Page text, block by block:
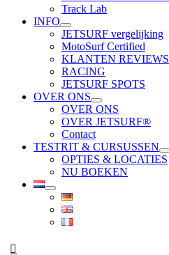
Track Lab
INFO
JETSURF vergelijking
MotoSurf Certified
KLANTEN REVIEWS
RACING
JETSURF SPOTS
OVER ONS
OVER ONS
OVER JETSURF®
Contact
TESTRIT & CURSUSSEN
OPTIES & LOCATIES
NU BOEKEN